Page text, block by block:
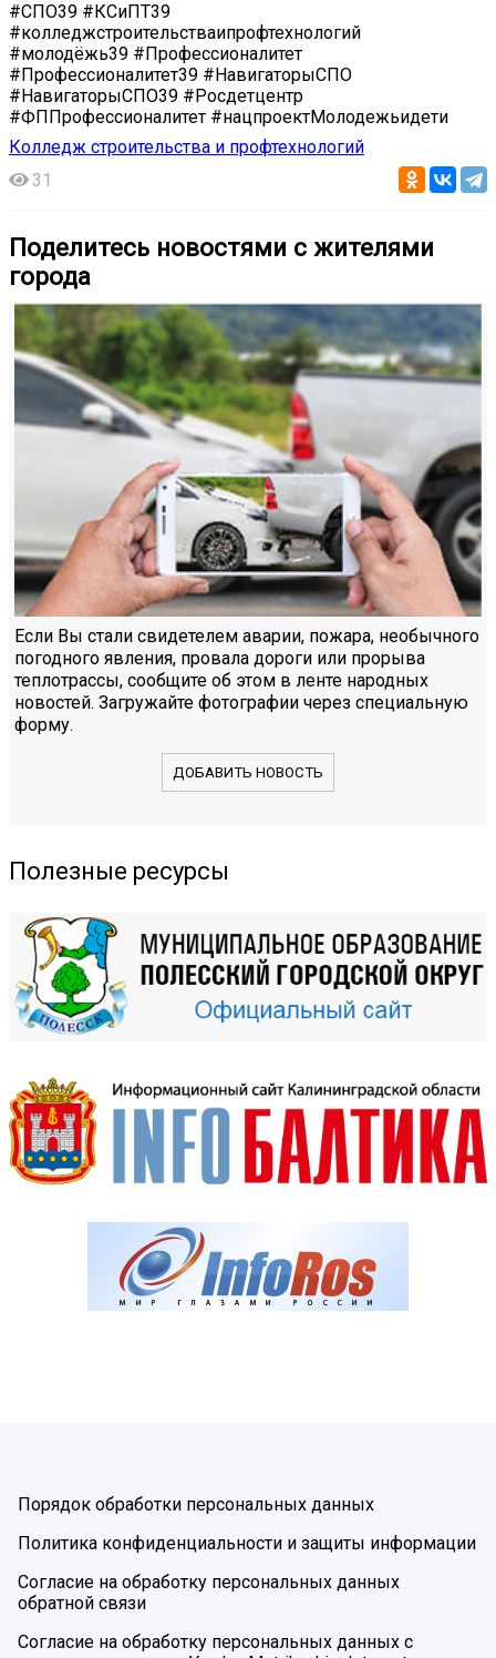
#СПО39 #КСиПТ39
#колледжстроительстваипрофтехнологий
#молодёжь39 #Профессионалитет
#Профессионалитет39 #НавигаторыСПО
#НавигаторыСПО39 #Росдетцентр
#ФППрофессионалитет #нацпроектМолодежьидети
Колледж строительства и профтехнологий
31
Поделитесь новостями с жителями
города
Если Вы стали свидетелем аварии, пожара, необычного
погодного явления, провала дороги или прорыва
теплотрассы, сообщите об этом в ленте народных
новостей. Загружайте фотографии через специальную
форму.
ДОБАВИТЬ НОВОСТЬ
Полезные ресурсы
Порядок обработки персональных данных
Политика конфиденциальности и защиты информации
Согласие на обработку персональных данных
обратной связи
Согласие на обработку персональных данных с